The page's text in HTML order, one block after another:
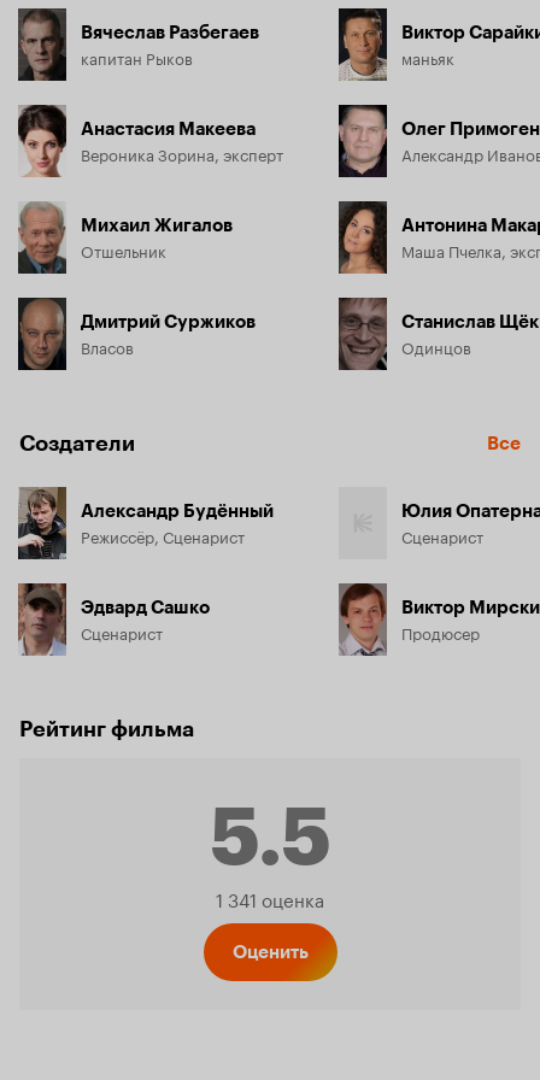
Вячеслав Разбегаев
капитан Рыков
Анастасия Макеева
Вероника Зорина, эксперт
Михаил Жигалов
Отшельник
Дмитрий Суржиков
Власов
Виктор
маньяк
Олег
Антонина
Маша Пчелка,
Станислав
Одинцов
Создатели Все
Александр Будённый
Режиссёр, Сценарист
Эдвард Сашко
Сценарист
Юлия
Сценарист
Виктор
Продюсер
Рейтинг фильма
5.5
Рейтинг
1 341 оценка
Оценить